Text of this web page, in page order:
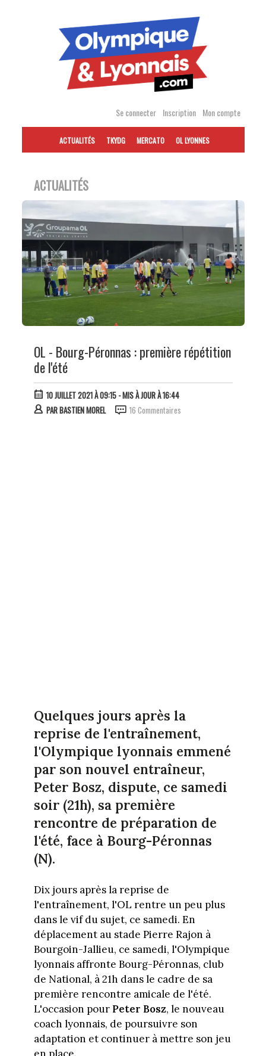
Se connecter Inscription Mon compte
ACTUALITÉS TKYDG MERCATO OL LYONNES
ACTUALITÉS
OL - Bourg-Péronnas : première répétition
de l'été
10 JUILLET 2021 À 09:15- MIS À JOUR À 16:44
PARBASTIEN MOREL 16 Commentaires
Quelques jours après la
reprise de l'entraînement,
l'Olympique lyonnais emmené
par son nouvel entraîneur,
Peter Bosz, dispute, ce samedi
soir (21h), sa première
rencontre de préparation de
l'été, face à Bourg-Péronnas
(N).
Dix jours après la reprise de
l'entraînement, l'OL rentre un peu plus
dans le vif du sujet, ce samedi. En
déplacement au stade Pierre Rajon à
Bourgoin-Jallieu, ce samedi, l'Olympique
lyonnais affronte Bourg-Péronnas, club
de National, à 21h dans le cadre de sa
première rencontre amicale de l'été.
L'occasion pour Peter Bosz, le nouveau
coach lyonnais, de poursuivre son
adaptation et continuer à mettre son jeu